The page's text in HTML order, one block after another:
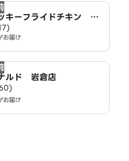
キーフライドチキン 岩
お届け
ルド 岩倉店
お届け